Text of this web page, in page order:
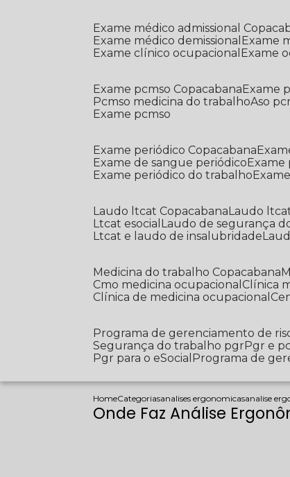
Exame médico admissional
Exame médico demissional
Exame
Exame clínico ocupacional
Exame
Exame pcmso Copacabana
Exame
Pcmso medicina do trabalho Aso
Exame pcmso
Exame periódico Copacabana
Exame de sangue periódico
Exame periódico do trabalho
Laudo ltcat Copacabana Laudo
Ltcat esocial
Laudo de segurança
Ltcat e laudo de insalubridade
Medicina do trabalho Copacabana
Cmo medicina ocupacional
Clínica de medicina ocupacional
Programa de gerenciamento de
Segurança do trabalho pgr
Pgr e
Pgr para o eSocial
Programa de
HomeCategoriasanalises ergonomicasanalise
Onde Faz Análise